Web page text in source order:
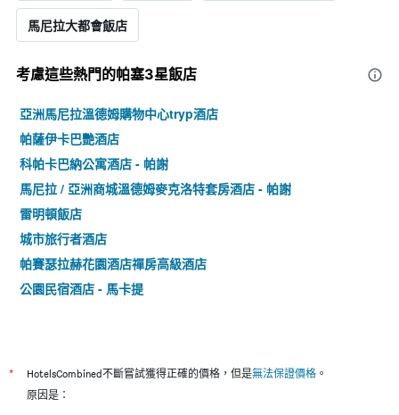
馬尼拉大都會飯店
考慮這些熱門的帕塞3星​飯店
亞洲馬尼拉溫德姆購物中心tryp酒店
帕薩伊卡巴艷酒店
科帕卡巴納公寓酒店 - 帕謝
馬尼拉 / 亞洲商城溫德姆麥克洛特套房酒店 - 帕謝
雷明頓飯店
城市旅行者酒店
帕賽瑟拉赫花園酒店禪房高級酒店
公園民宿酒店 - 馬卡提
* HotelsCombined不斷嘗試獲得正確的價格，但是無法保證價格 。
原因是：